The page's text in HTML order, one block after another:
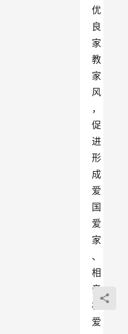
优
良
家
教
家
风
，
促
进
形
成
爱
国
爱
家
、
相
亲
相
爱